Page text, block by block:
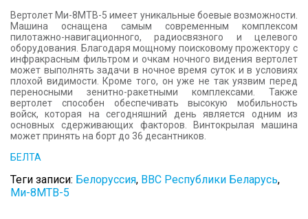
Вертолет Ми-8МТВ-5 имеет уникальные боевые возможности.
Машина оснащена самым современным комплексом
пилотажно-навигационного, радиосвязного и целевого
оборудования. Благодаря мощному поисковому прожектору с
инфракрасным фильтром и очкам ночного видения вертолет
может выполнять задачи в ночное время суток и в условиях
плохой видимости. Кроме того, он уже не так уязвим перед
переносными зенитно-ракетными комплексами. Также
вертолет способен обеспечивать высокую мобильность
войск, которая на сегодняшний день является одним из
основных сдерживающих факторов. Винтокрылая машина
может принять на борт до 36 десантников.
БЕЛТА
Теги записи: Белоруссия, ВВС Республики Беларусь,
Ми-8МТВ-5